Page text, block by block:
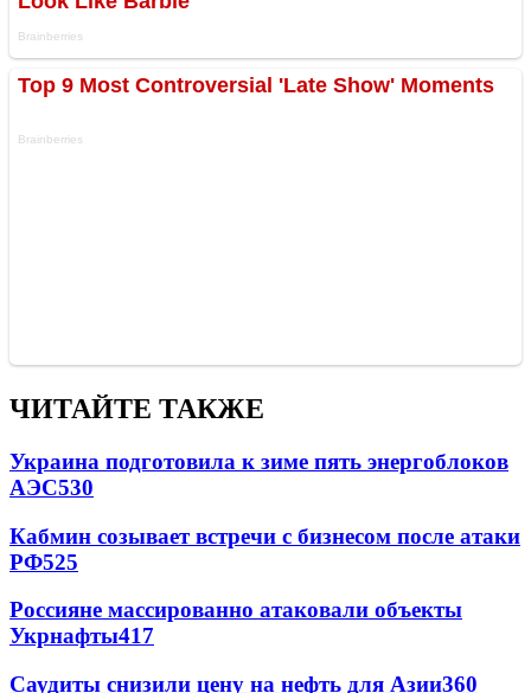
ЧИТАЙТЕ ТАКЖЕ
Украина подготовила к зиме пять энергоблоков
АЭС530
Кабмин созывает встречи с бизнесом после атаки
РФ525
Россияне массированно атаковали объекты
Укрнафты417
Саудиты снизили цену на нефть для Азии360